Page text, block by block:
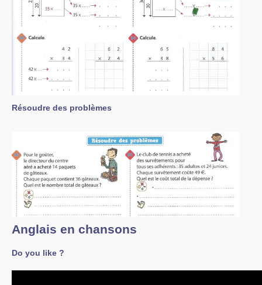
Résoudre des problèmes
Anglais en chansons
Do you like ?